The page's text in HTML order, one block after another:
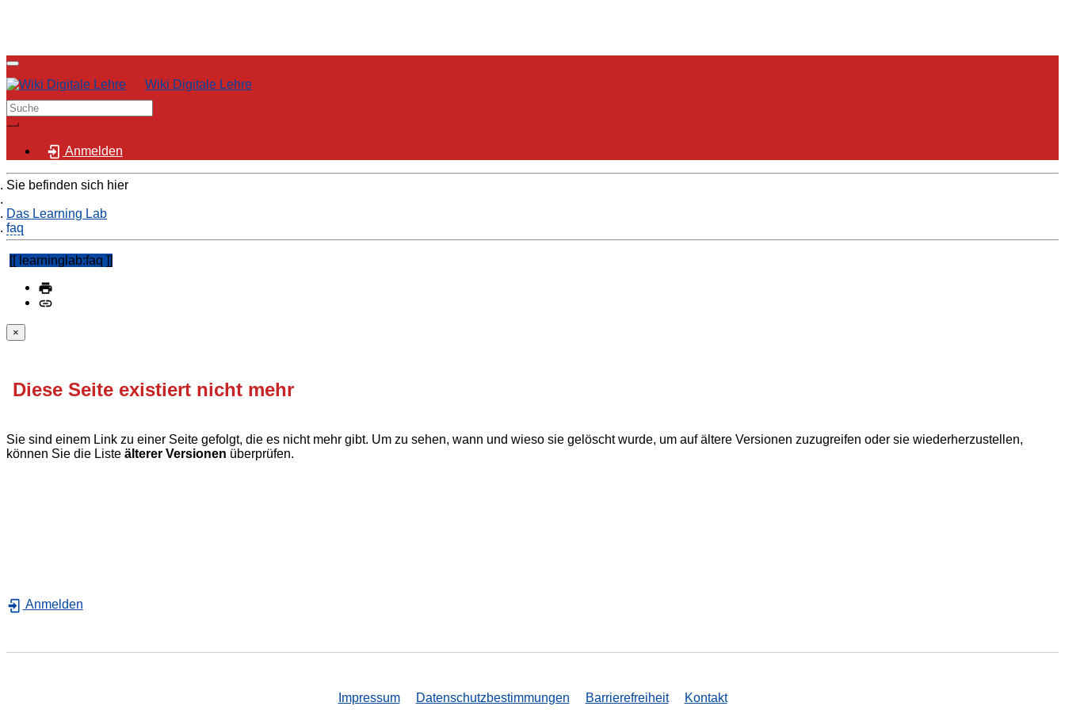
Wiki Digitale Lehre
Anmelden
Sie befinden sich hier
Das Learning Lab
faq
learninglab:faq
×
Diese Seite existiert nicht mehr
Sie sind einem Link zu einer Seite gefolgt, die es nicht mehr gibt. Um zu sehen, wann und wieso sie gelöscht wurde, um auf ältere Versionen zuzugreifen oder sie wiederherzustellen,
können Sie die Liste älterer Versionen überprüfen.
Anmelden
Impressum Datenschutzbestimmungen Barrierefreiheit Kontakt